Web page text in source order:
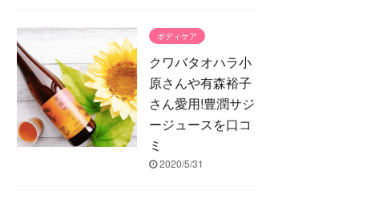
ボディケア
クワバタオハラ小
原さんや有森裕子
さん愛用!豊潤サジ
ージュースを口コ
ミ
2020/5/31